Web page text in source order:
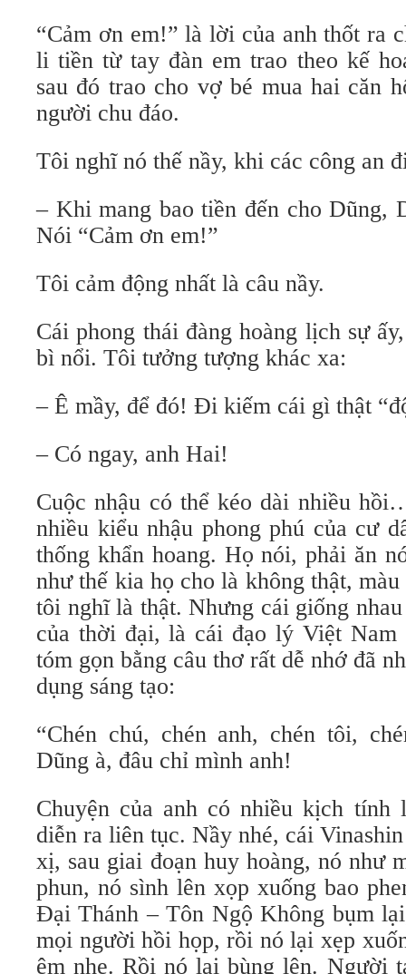
“Cảm ơn em!” là lời của anh thốt ra
li tiền từ tay đàn em trao theo kế
sau đó trao cho vợ bé mua hai căn
người chu đáo.
Tôi nghĩ nó thế nầy, khi các công an
– Khi mang bao tiền đến cho Dũng,
Nói “Cảm ơn em!”
Tôi cảm động nhất là câu nầy.
Cái phong thái đàng hoàng lịch sự
bì nổi. Tôi tưởng tượng khác xa:
– Ê mầy, để đó! Đi kiếm cái gì thật
– Có ngay, anh Hai!
Cuộc nhậu có thể kéo dài nhiều
nhiều kiểu nhậu phong phú của cư
thống khẩn hoang. Họ nói, phải ăn
như thế kia họ cho là không thật,
tôi nghĩ là thật. Nhưng cái giống
của thời đại, là cái đạo lý Việt Nam
tóm gọn bằng câu thơ rất dễ nhớ đã
dụng sáng tạo:
“Chén chú, chén anh, chén tôi,
Dũng à, đâu chỉ mình anh!
Chuyện của anh có nhiều kịch tính
diễn ra liên tục. Nầy nhé, cái
xị, sau giai đoạn huy hoàng, nó như
phun, nó sình lên xọp xuống bao
Đại Thánh – Tôn Ngộ Không bụm
mọi người hồi họp, rồi nó lại xẹp
êm nhẹ. Rồi nó lại bùng lên. Người